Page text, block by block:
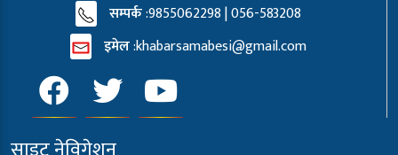
सम्पर्क:9855062298 | 056-583208
इमेल:khabarsamabesi@gmail.com